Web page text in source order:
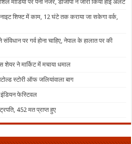
मीडिया पर पैनी नजर, डीजीपी ने जारी किया हाई अलर्ट
शिफ्ट में काम, 12 घंटे तक कराया जा सकेगा वर्क,
पर गर्व होना चाहिए, नेपाल के हालात पर की
शेयर ने मार्किट में मचाया धमाल
स्टोरी ऑफ जलियांवाला बाग
फेस्टिवल
452 मत प्राप्त हुए